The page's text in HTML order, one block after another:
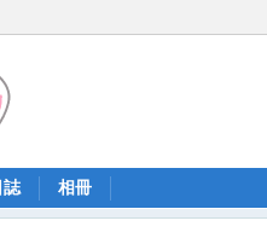
誌 相冊